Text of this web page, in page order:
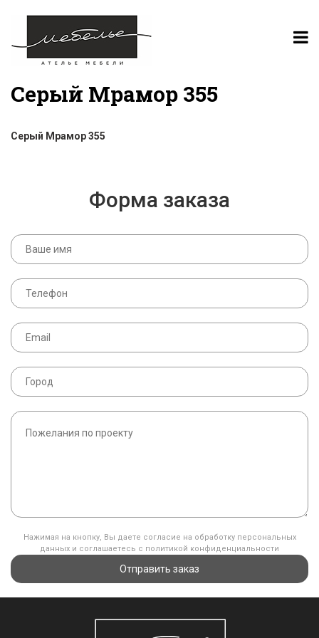
Серый Мрамор 355
Серый Мрамор 355
Форма заказа
Нажимая на кнопку, Вы даете согласие на обработку персональных
данных и соглашаетесь с политикой конфиденциальности
Отправить заказ